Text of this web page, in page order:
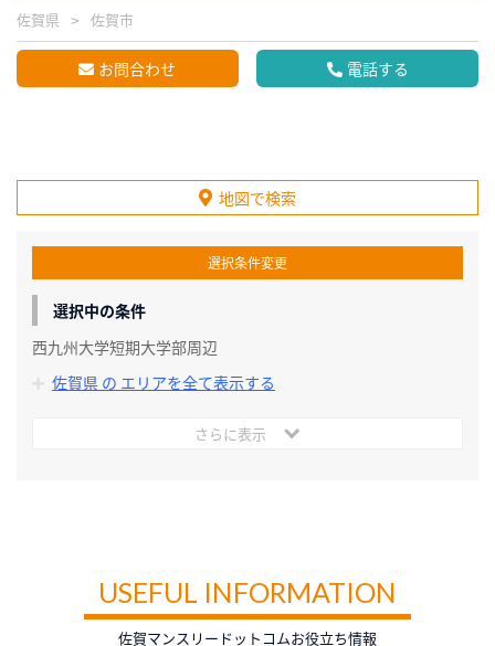
佐賀県 佐賀市
お問合わせ 電話する
地図で検索
選択条件変更
選択中の条件
西九州大学短期大学部周辺
佐賀県 の エリアを全て表示する
さらに表示
USEFUL INFORMATION
佐賀マンスリードットコムお役立ち情報